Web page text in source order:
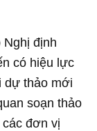
định
có hiệu lực
dự thảo mới
soạn thảo
đơn vị